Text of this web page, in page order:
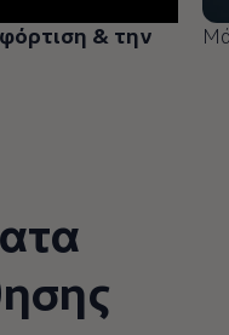
φόρτιση & την